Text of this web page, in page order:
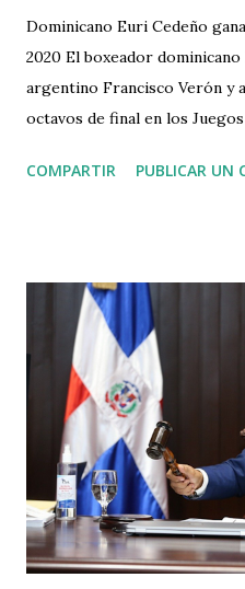
Dominicano Euri Cedeño
2020 El boxeador
argentino Francisco Verón y
octavos de final en los
medalla de los Juegos
rival será Oleksandr
campeón mundial en la
COMPARTIR PUBLICAR UN